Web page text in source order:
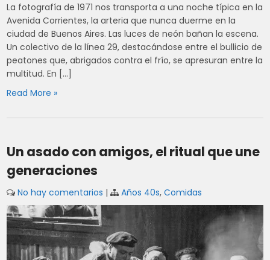
La fotografía de 1971 nos transporta a una noche típica en la
Avenida Corrientes, la arteria que nunca duerme en la
ciudad de Buenos Aires. Las luces de neón bañan la escena.
Un colectivo de la línea 29, destacándose entre el bullicio de
peatones que, abrigados contra el frío, se apresuran entre la
multitud. En […]
Read More »
Un asado con amigos, el ritual que une
generaciones
No hay comentarios | Años 40s,Comidas